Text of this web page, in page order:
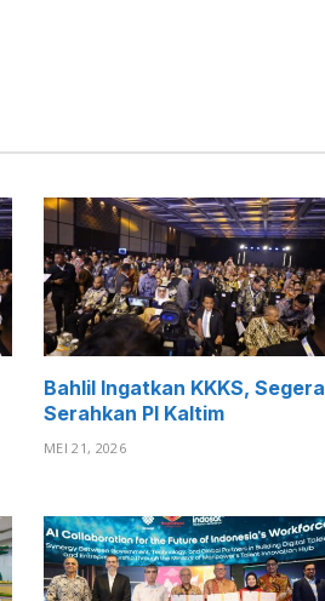
Bahlil Ingatkan KKKS, Segera
Serahkan PI Kaltim
MEI 21, 2026